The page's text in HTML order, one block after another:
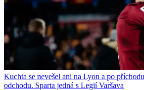
Kuchta se nevešel ani na Lyon a po
odchodu. Sparta jedná s Legií Varšava